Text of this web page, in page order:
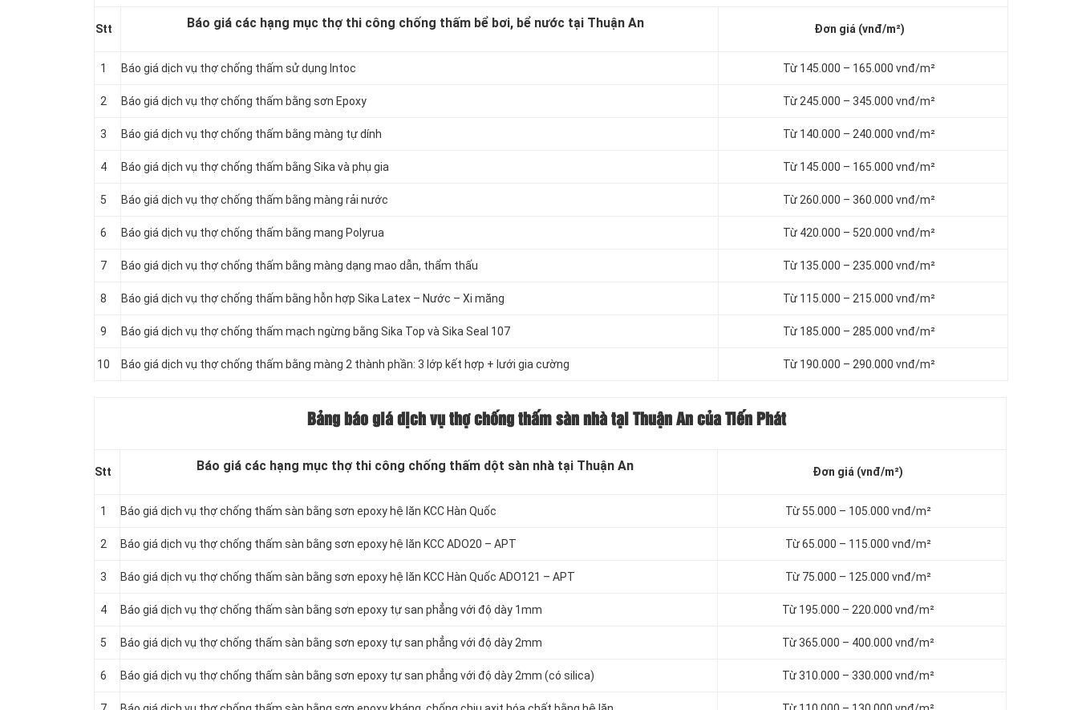
Stt Báo giá các hạng mục thợ thi công chống thấm bể bơi, bể nước tại Thuận An Đơn giá (vnđ/m²)
1 Báo giá dịch vụ thợ chống thấm sử dụng Intoc Từ 145.000 – 165.000 vnđ/m²
2 Báo giá dịch vụ thợ chống thấm bằng sơn Epoxy Từ 245.000 – 345.000 vnđ/m²
3 Báo giá dịch vụ thợ chống thấm bằng màng tự dính Từ 140.000 – 240.000 vnđ/m²
4 Báo giá dịch vụ thợ chống thấm bằng Sika và phụ gia Từ 145.000 – 165.000 vnđ/m²
5 Báo giá dịch vụ thợ chống thấm bằng màng rải nước Từ 260.000 – 360.000 vnđ/m²
6 Báo giá dịch vụ thợ chống thấm bằng mang Polyrua Từ 420.000 – 520.000 vnđ/m²
7 Báo giá dịch vụ thợ chống thấm bằng màng dạng mao dẫn, thẩm thấu Từ 135.000 – 235.000 vnđ/m²
8 Báo giá dịch vụ thợ chống thấm bằng hỗn hợp Sika Latex – Nước – Xi măng Từ 115.000 – 215.000 vnđ/m²
9 Báo giá dịch vụ thợ chống thấm mạch ngừng bằng Sika Top và Sika Seal 107 Từ 185.000 – 285.000 vnđ/m²
10 Báo giá dịch vụ thợ chống thấm bằng màng 2 thành phần: 3 lớp kết hợp + lưới gia cường Từ 190.000 – 290.000 vnđ/m²
Bảng báo giá dịch vụ thợ chống thấm sàn nhà tại Thuận An của Tiến Phát
Stt Báo giá các hạng mục thợ thi công chống thấm dột sàn nhà tại Thuận An Đơn giá (vnđ/m²)
1 Báo giá dịch vụ thợ chống thấm sàn bằng sơn epoxy hệ lăn KCC Hàn Quốc Từ 55.000 – 105.000 vnđ/m²
2 Báo giá dịch vụ thợ chống thấm sàn bằng sơn epoxy hệ lăn KCC ADO20 – APT Từ 65.000 – 115.000 vnđ/m²
3 Báo giá dịch vụ thợ chống thấm sàn bằng sơn epoxy hệ lăn KCC Hàn Quốc ADO121 – APT Từ 75.000 – 125.000 vnđ/m²
4 Báo giá dịch vụ thợ chống thấm sàn bằng sơn epoxy tự san phẳng với độ dày 1mm Từ 195.000 – 220.000 vnđ/m²
5 Báo giá dịch vụ thợ chống thấm sàn bằng sơn epoxy tự san phẳng với độ dày 2mm Từ 365.000 – 400.000 vnđ/m²
6 Báo giá dịch vụ thợ chống thấm sàn bằng sơn epoxy tự san phẳng với độ dày 2mm (có silica) Từ 310.000 – 330.000 vnđ/m²